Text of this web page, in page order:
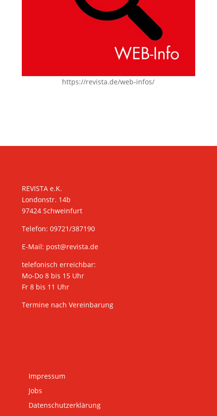
https://revista.de/web-infos/
REVISTA e.K.
Londonstr. 14b
97424 Schweinfurt
Telefon: 09721/387190
E-Mail: post@revista.de
telefonisch erreichbar:
Mo-Do 8 bis 15 Uhr
Fr 8 bis 11 Uhr
Termine nach Vereinbarung
Impressum
Jobs
Datenschutzerklärung